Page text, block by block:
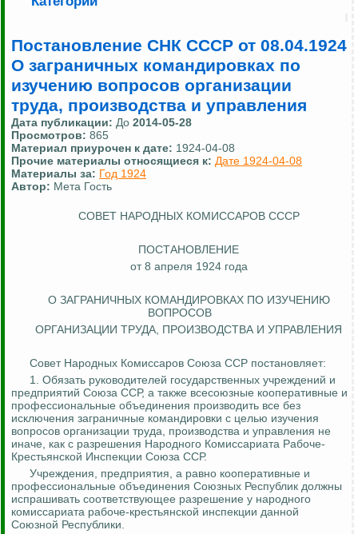
Постановление СНК СССР от 08.04.1924
О заграничных командировках по
изучению вопросов организации
труда, производства и управления
Дата публикации: До 2014-05-28
Просмотров: 865
Материал приурочен к дате: 1924-04-08
Прочие материалы относящиеся к: Дате 1924-04-08
Материалы за: Год 1924
Автор: Мета Гость
СОВЕТ НАРОДНЫХ КОМИССАРОВ СССР
ПОСТАНОВЛЕНИЕ
от 8 апреля 1924 года
О ЗАГРАНИЧНЫХ КОМАНДИРОВКАХ ПО ИЗУЧЕНИЮ
ВОПРОСОВ
ОРГАНИЗАЦИИ ТРУДА, ПРОИЗВОДСТВА И УПРАВЛЕНИЯ
Совет Народных Комиссаров Союза ССР постановляет:
1. Обязать руководителей государственных учреждений и
предприятий Союза ССР, а также всесоюзные кооперативные и
профессиональные объединения производить все без
исключения заграничные командировки с целью изучения
вопросов организации труда, производства и управления не
иначе, как с разрешения Народного Комиссариата Рабоче-
Крестьянской Инспекции Союза ССР.
Учреждения, предприятия, а равно кооперативные и
профессиональные объединения Союзных Республик должны
испрашивать соответствующее разрешение у народного
комиссариата рабоче-крестьянской инспекции данной
Союзной Республики.